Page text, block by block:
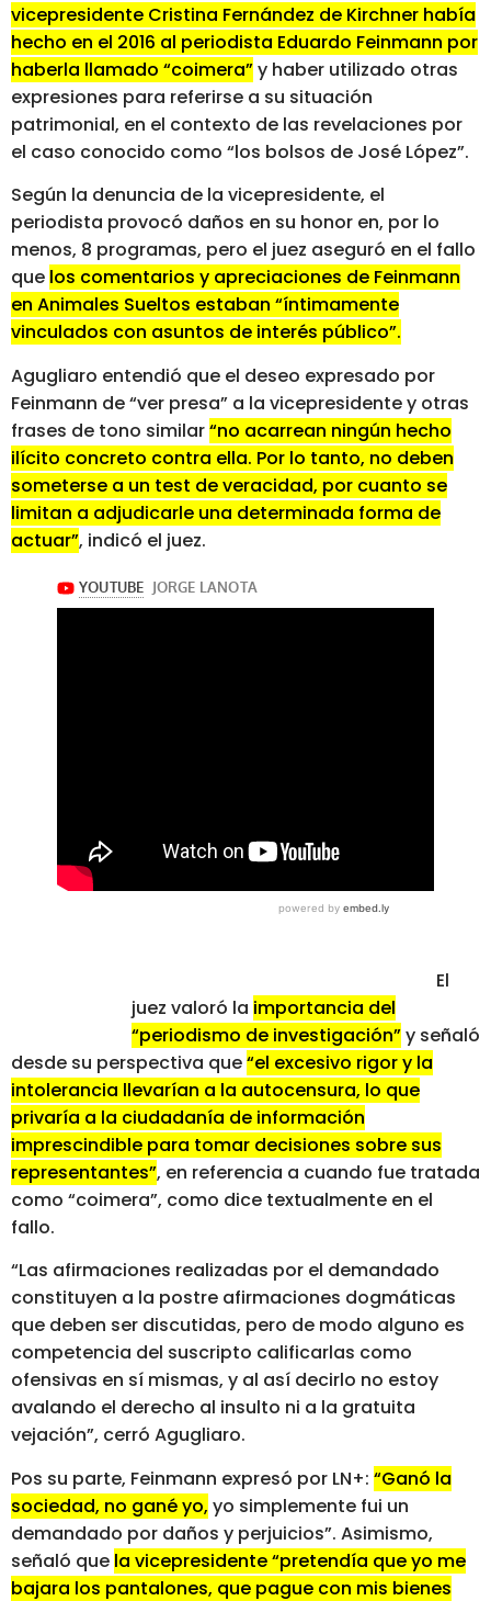
vicepresidente Cristina Fernández de Kirchner había
hecho en el 2016 al periodista Eduardo Feinmann por
haberla llamado “coimera”y haber utilizado otras
expresiones para referirse a su situación
patrimonial, en el contexto de las revelaciones por
el caso conocido como “los bolsos de José López”.
Según la denuncia de la vicepresidente, el
periodista provocó daños en su honor en, por lo
menos, 8 programas, pero el juez aseguró en el fallo
que los comentarios y apreciaciones de Feinmann
en Animales Sueltos estaban “íntimamente
vinculados con asuntos de interés público”.
Agugliaro entendió que el deseo expresado por
Feinmann de “ver presa” a la vicepresidente y otras
frases de tono similar“no acarrean ningún hecho
ilícito concreto contra ella. Por lo tanto, no deben
someterse a un test de veracidad, por cuanto se
limitan a adjudicarle una determinada forma de
actuar”, indicó el juez.
El
juez valoró la importancia del
“periodismo de investigación”y señaló
desde su perspectiva que“el excesivo rigor y la
intolerancia llevarían a la autocensura, lo que
privaría a la ciudadanía de información
imprescindible para tomar decisiones sobre sus
representantes”, en referencia a cuando fue tratada
como “coimera”, como dice textualmente en el
fallo.
“Las afirmaciones realizadas por el demandado
constituyen a la postre afirmaciones dogmáticas
que deben ser discutidas, pero de modo alguno es
competencia del suscripto calificarlas como
ofensivas en sí mismas, y al así decirlo no estoy
avalando el derecho al insulto ni a la gratuita
vejación”, cerró Agugliaro.
Pos su parte, Feinmann expresó por LN+: “Ganó la
sociedad, no gané yo, yo simplemente fui un
demandado por daños y perjuicios”. Asimismo,
señaló que la vicepresidente “pretendía que yo me
bajara los pantalones, que pague con mis bienes